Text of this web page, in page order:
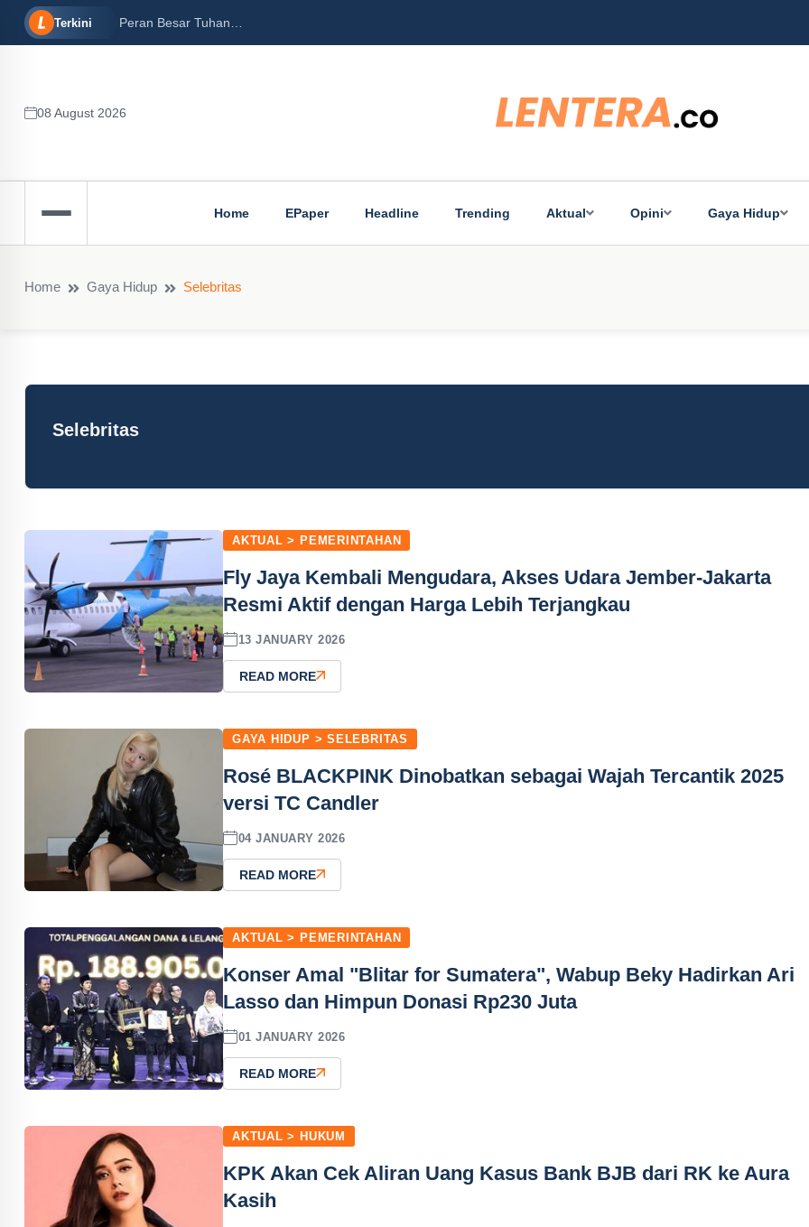
Terkini
12/2024) Peran Besar Tuhan…
08 August 2026
Home EPaper Headline Trending Aktual Opini Gaya Hidup
Home Gaya Hidup Selebritas
Selebritas
AKTUAL > PEMERINTAHAN
Fly Jaya Kembali Mengudara, Akses Udara Jember-Jakarta
Resmi Aktif dengan Harga Lebih Terjangkau
13 JANUARY 2026
READ MORE
GAYA HIDUP > SELEBRITAS
Rosé BLACKPINK Dinobatkan sebagai Wajah Tercantik 2025
versi TC Candler
04 JANUARY 2026
READ MORE
AKTUAL > PEMERINTAHAN
Konser Amal "Blitar for Sumatera", Wabup Beky Hadirkan Ari
Lasso dan Himpun Donasi Rp230 Juta
01 JANUARY 2026
READ MORE
AKTUAL > HUKUM
KPK Akan Cek Aliran Uang Kasus Bank BJB dari RK ke Aura
Kasih